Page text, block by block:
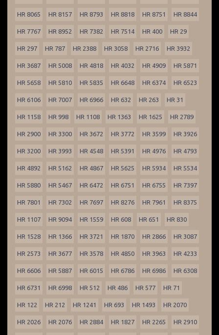
HR 8065 HR 8157 HR 8793 HR 8818 HR 8751 HR 8844
HR 7767 HR 8952 HR 7382 HR 7514 HR 400 HR 29
HR 297 HR 787 HR 2388 HR 3058 HR 2716 HR 3932
HR 3687 HR 5008 HR 4818 HR 4032 HR 4909 HR 5871
HR 5658 HR 5810 HR 5835 HR 6648 HR 6374 HR 6523
HR 6106 HR 7007 HR 6966 HR 632 HR 263 HR 31
HR 1158 HR 998 HR 1108 HR 1363 HR 1625 HR 2789
HR 2900 HR 3300 HR 3672 HR 3772 HR 3599 HR 3926
HR 3200 HR 3993 HR 4548 HR 5391 HR 4976 HR 4793
HR 4892 HR 5162 HR 4867 HR 5625 HR 5934 HR 5534
HR 5880 HR 5467 HR 6472 HR 6751 HR 6755 HR 7397
HR 7801 HR 7302 HR 7697 HR 8276 HR 7961 HR 8375
HR 1107 HR 9094 HR 1559 HR 608 HR 651 HR 830
HR 1528 HR 1366 HR 3721 HR 1870 HR 2866 HR 3087
HR 2573 HR 3677 HR 3578 HR 4850 HR 3963 HR 4233
HR 6606 HR 5887 HR 6015 HR 6786 HR 6986 HR 6308
HR 6731 HR 6998 HR 512 HR 486 HR 577 HR 71
HR 122 HR 212 HR 1241 HR 693 HR 1493 HR 2070
HR 2026 HR 2076 HR 2884 HR 1827 HR 2265 HR 2910